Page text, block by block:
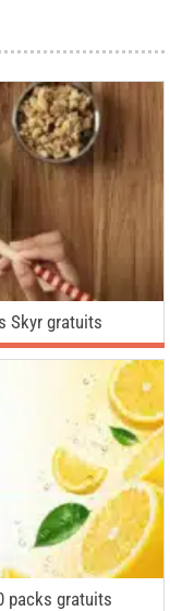
Skyr gratuits
packs gratuits